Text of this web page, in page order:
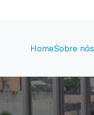
HomeSobre nós